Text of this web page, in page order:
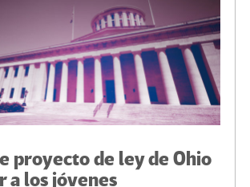
proyecto de ley de Ohio
a los jóvenes